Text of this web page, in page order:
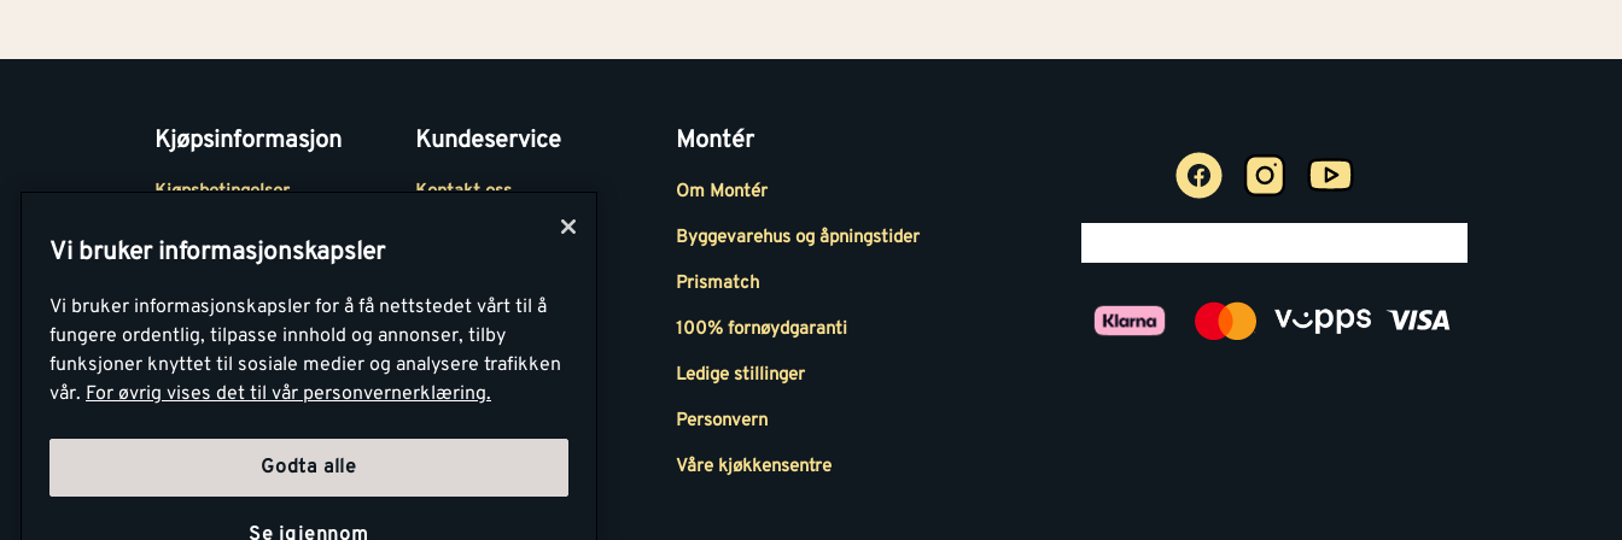
Kjøpsinformasjon
Kjøpsbetingelser
Betaling
Retur- og
angrerettsskjema
Kundeservice
Kontakt oss
Medlemsavtaler
Montér Bedrift
Montér
Om Montér
Byggevarehus og åpningstider
Prismatch
100% fornøydgaranti
Ledige stillinger
Personvern
Våre kjøkkensentre
Vi bruker informasjonskapsler
Vi bruker informasjonskapsler for å få nettstedet vårt til å
fungere ordentlig, tilpasse innhold og annonser, tilby
funksjoner knyttet til sosiale medier og analysere trafikken
vår. For øvrig vises det til vår personvernerklæring.
Godta alle